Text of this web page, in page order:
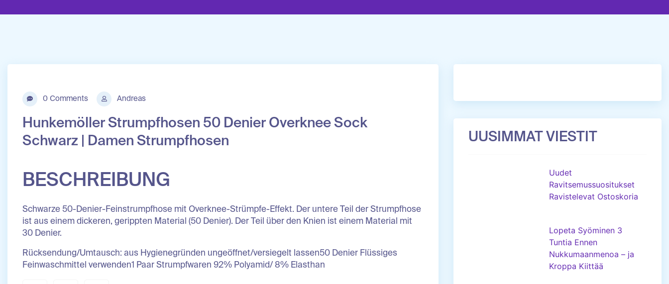
0 Comments Andreas
Hunkemöller Strumpfhosen 50 Denier Overknee Sock
Schwarz | Damen Strumpfhosen
BESCHREIBUNG
Schwarze 50-Denier-Feinstrumpfhose mit Overknee-Strümpfe-Effekt. Der untere Teil der Strumpfhose
ist aus einem dickeren, gerippten Material (50 Denier). Der Teil über den Knien ist einem Material mit
30 Denier.
Rücksendung/Umtausch: aus Hygienegründen ungeöffnet/versiegelt lassen50 Denier Flüssiges
Feinwaschmittel verwenden1 Paar Strumpfwaren 92% Polyamid/ 8% Elasthan
UUSIMMAT VIESTIT
Uudet
Ravitsemussuositukset
Ravistelevat Ostoskoria
Lopeta Syöminen 3
Tuntia Ennen
Nukkumaanmenoa – ja
Kroppa Kiittää